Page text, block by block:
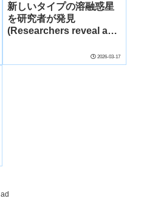
新しいタイプの溶融惑星
を研究者が発見
(Researchers reveal a
2026-03-17
ad